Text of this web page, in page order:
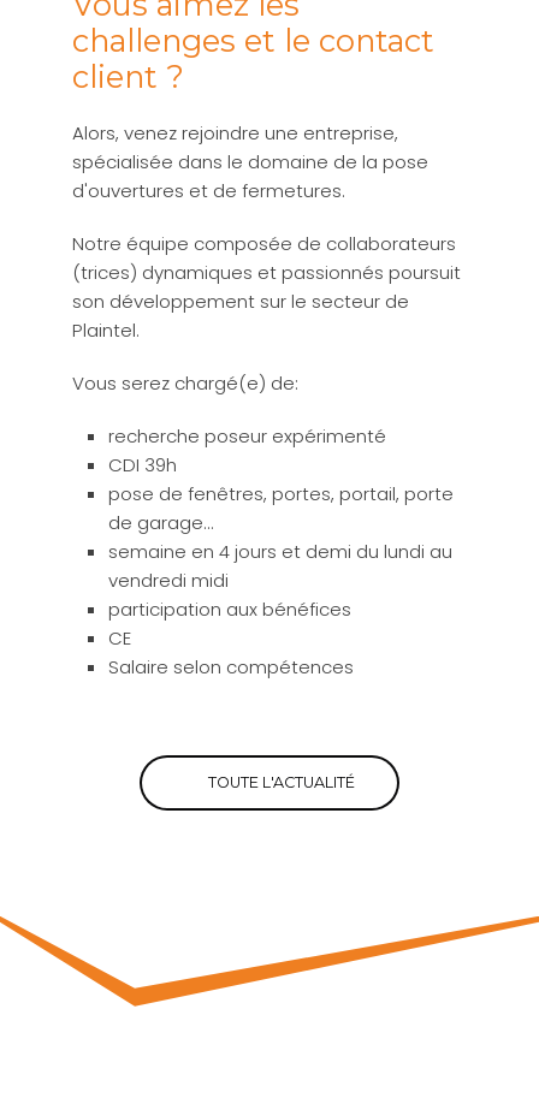
challenges et le contact
client ?
Alors, venez rejoindre une entreprise,
spécialisée dans le domaine de la pose
d'ouvertures et de fermetures.
Notre équipe composée de collaborateurs
(trices) dynamiques et passionnés poursuit
son développement sur le secteur de
Plaintel.
Vous serez chargé(e) de:
recherche poseur expérimenté
CDI 39h
pose de fenêtres, portes, portail, porte
de garage...
semaine en 4 jours et demi du lundi au
vendredi midi
participation aux bénéfices
CE
Salaire selon compétences
TOUTE L'ACTUALITÉ